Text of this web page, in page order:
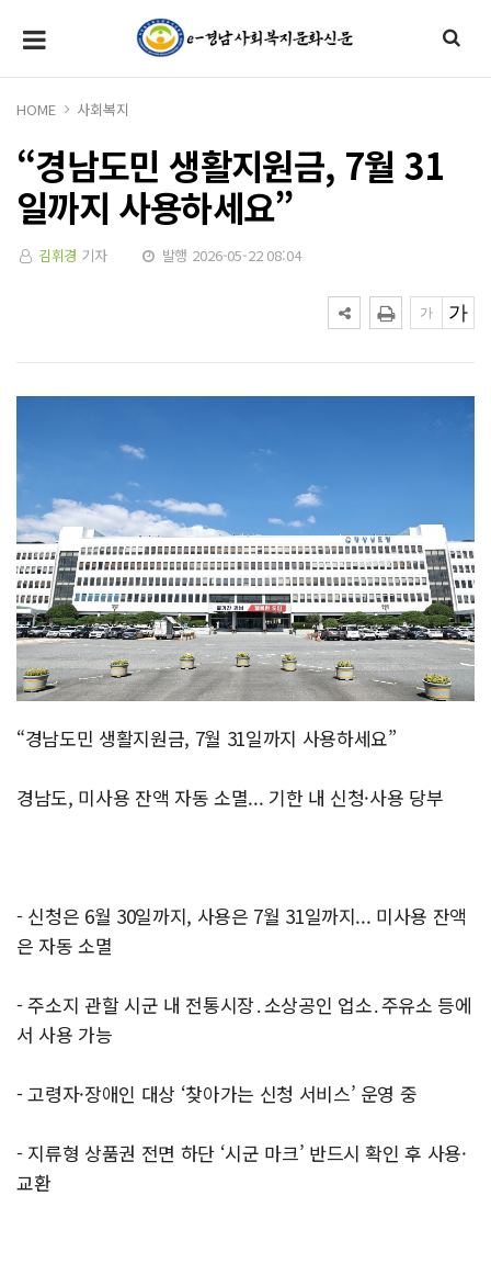
HOME 사회복지
“경남도민 생활지원금, 7월 31
일까지 사용하세요”
김휘경 기자 발행 2026-05-22 08:04
“경남도민 생활지원금, 7월 31일까지 사용하세요”
경남도, 미사용 잔액 자동 소멸... 기한 내 신청·사용 당부
- 신청은 6월 30일까지, 사용은 7월 31일까지... 미사용 잔액
은 자동 소멸
- 주소지 관할 시군 내 전통시장․소상공인 업소․주유소 등에
서 사용 가능
- 고령자·장애인 대상 ‘찾아가는 신청 서비스’ 운영 중
- 지류형 상품권 전면 하단 ‘시군 마크’ 반드시 확인 후 사용·
교환